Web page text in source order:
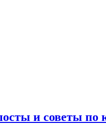
и советы по